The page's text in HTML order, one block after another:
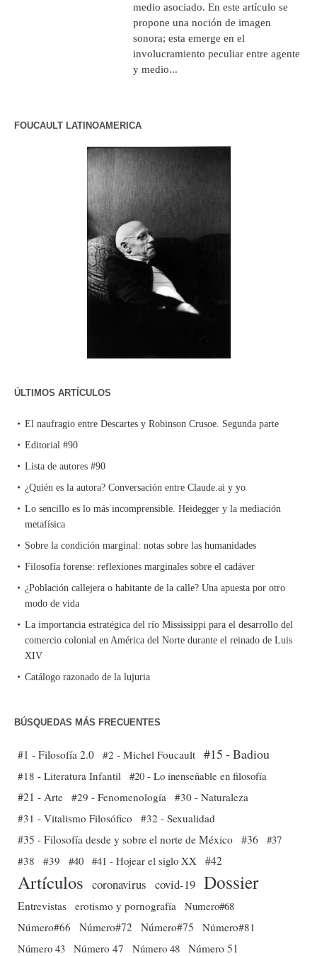
medio asociado. En este artículo se
propone una noción de imagen
sonora; esta emerge en el
involucramiento peculiar entre agente
y medio...
FOUCAULT LATINOAMERICA
ÚLTIMOS ARTÍCULOS
El naufragio entre Descartes y Robinson Crusoe. Segunda parte
Editorial #90
Lista de autores #90
¿Quién es la autora? Conversación entre Claude.ai y yo
Lo sencillo es lo más incomprensible. Heidegger y la mediación
metafísica
Sobre la condición marginal: notas sobre las humanidades
Filosofía forense: reflexiones marginales sobre el cadáver
¿Población callejera o habitante de la calle? Una apuesta por otro
modo de vida
La importancia estratégica del río Mississippi para el desarrollo del
comercio colonial en América del Norte durante el reinado de Luis
XIV
Catálogo razonado de la lujuria
BÚSQUEDAS MÁS FRECUENTES
#1 - Filosofía 2.0 #2 - Michel Foucault #15 - Badiou
#18 - Literatura Infantil #20 - Lo inenseñable en filosofía
#21 - Arte #29 - Fenomenología
#30 - Naturaleza
#31 - Vitalismo Filosófico
#32 - Sexualidad
#35 - Filosofía desde y sobre el norte de México #36 #37
#38
#39 #40 #41 - Hojear el siglo XX #42
Artículos coronavirus covid-19 Dossier
Entrevistas erotismo y pornografía
Numero#68
Número#66
Número#72 Número#75
Número#81
Número 43 Número 47 Número 48 Número 51